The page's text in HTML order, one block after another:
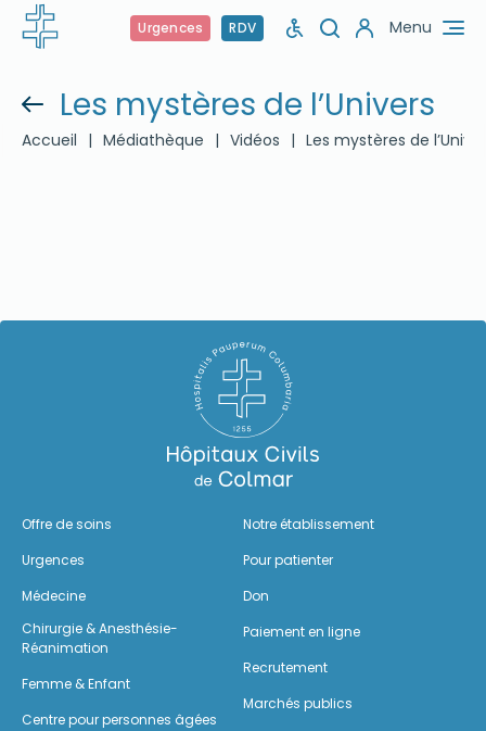
Urgences RDV Menu
Les mystères de l’Univers
Accueil | Médiathèque | Vidéos | Les mystères de
Offre de soins
Urgences
Médecine
Chirurgie & Anesthésie-
Réanimation
Femme & Enfant
Centre pour personnes âgées
Notre établissement
Pour patienter
Don
Paiement en ligne
Recrutement
Marchés publics